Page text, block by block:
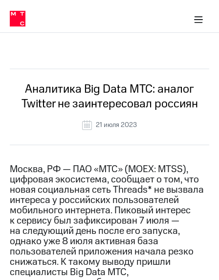
Медиа-центр
и акционерам
Устойчивое развитие
Комплаенс и деловая этика
компании
Карьера
История
компании
Руководство
Контакты
Медиа-центр
Пресс-
релизы
МТС
о технологиях
Достижения
в МТС
Пресс-
релизы
о технологиях
Аналитика Big Data МТС: аналог
Twitter не заинтересовал россиян
21 июля 2023
Москва, РФ — ПАО «МТС» (MOEX: MTSS),
цифровая экосистема, сообщает о том, что
новая социальная сеть Threаds* не вызвала
интереса у российских пользователей
мобильного интернета. Пиковый интерес
к сервису был зафиксирован 7 июля —
на следующий день после его запуска,
однако уже 8 июля активная база
пользователей приложения начала резко
снижаться. К такому выводу пришли
специалисты Big Data МТС,